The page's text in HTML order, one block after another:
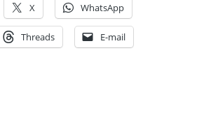
X WhatsApp
Threads E-mail